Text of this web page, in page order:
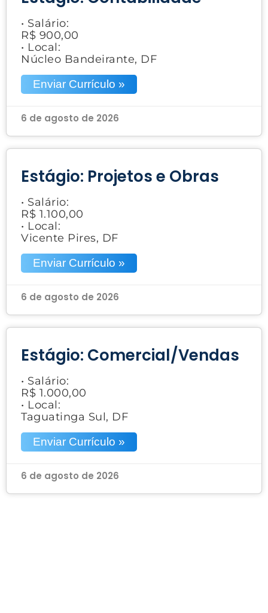
• Salário:
R$ 900,00
• Local:
Núcleo Bandeirante, DF
Enviar Currículo »
6 de agosto de 2026
Estágio: Projetos e Obras
• Salário:
R$ 1.100,00
• Local:
Vicente Pires, DF
Enviar Currículo »
6 de agosto de 2026
Estágio: Comercial/Vendas
• Salário:
R$ 1.000,00
• Local:
Taguatinga Sul, DF
Enviar Currículo »
6 de agosto de 2026